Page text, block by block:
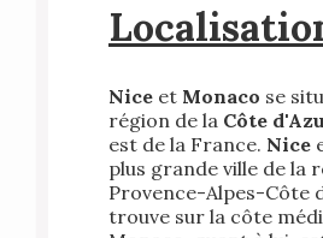
Nice et Monaco se
région de la Côte
est de la France. Nice
plus grande ville de la
Provence-Alpes-Côte
trouve sur la côte